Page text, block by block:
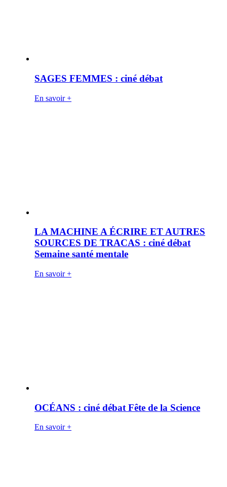
SAGES FEMMES : ciné débat
En savoir +
LA MACHINE A ÉCRIRE ET AUTRES
SOURCES DE TRACAS : ciné débat
Semaine santé mentale
En savoir +
OCÉANS : ciné débat Fête de la Science
En savoir +